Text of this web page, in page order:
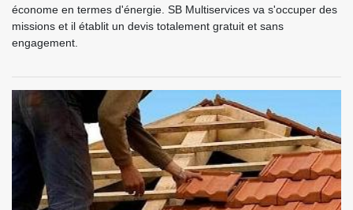
économe en termes d'énergie. SB Multiservices va s'occuper des
missions et il établit un devis totalement gratuit et sans
engagement.